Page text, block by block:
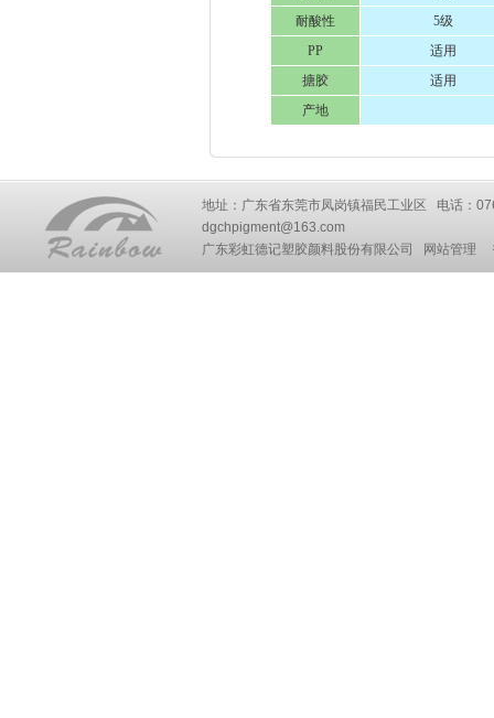
耐酸性
5级
PP
适用
搪胶
适用
产地
地址：广东省东莞市凤岗镇福民工业区 电话：
dgchpigment@163.com
广东彩虹德记塑胶颜料股份有限公司
网站管理